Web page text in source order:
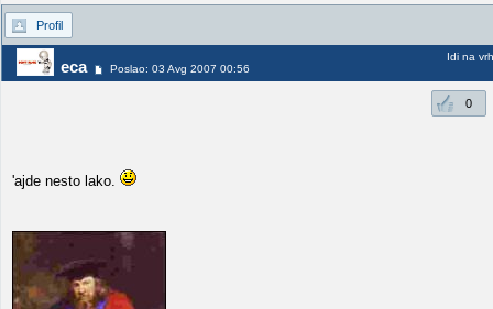
Profil
eca Poslao: 03 Avg 2007 00:56
Idi na vrh
0
'ajde nesto lako.